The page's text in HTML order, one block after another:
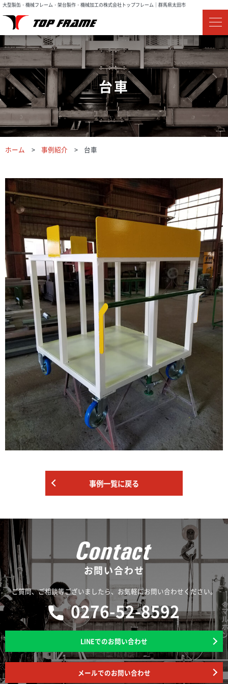
大型製缶・機械フレーム・架台製作・機械加工の株式会社トップフレーム｜群馬県太田市
台車
ホーム 事例紹介 台車
事例一覧に戻る
お問い合わせ
ご質問、ご相談等ございましたら、お気軽にお問い合わせください。
0276-52-8592
LINEでのお問い合わせ
メールでのお問い合わせ